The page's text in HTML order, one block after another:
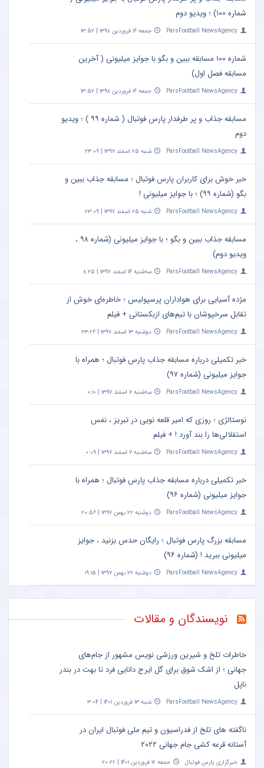
شماره ۱۰۰) ؛ ویدیو دوم
ParsFootball NewsAgency جمعه ۱۶ فروردین ۱۳۹۸ | ۱۳:۵۲
شماره ۱۰۰ مسابقه ببین و بگو با جوایز میلیونی ( آخرین
مسابقه فصل اول)
ParsFootball NewsAgency جمعه ۱۶ فروردین ۱۳۹۸ | ۱۳:۵۲
مسابقه جذاب و پر طرفدار پارس فوتبال ( شماره ۹۹ ) ؛ ویدیو
دوم
ParsFootball NewsAgency شنبه ۲۵ اسفند ۱۳۹۷ | ۲۳:۰۹
خبر خوش برای کاربران پارس فوتبال ؛ مسابقه جذاب ببین و
بگو (شماره ۹۹) ؛ با جوایز میلیونی !
ParsFootball NewsAgency شنبه ۲۵ اسفند ۱۳۹۷ | ۲۳:۰۹
مسابقه جذاب ببین و بگو ؛ با جوایز میلیونی (شماره ۹۸ ،
ویدیو دوم)
ParsFootball NewsAgency سه‌شنبه ۱۴ اسفند ۱۳۹۷ | ۸:۲۵
مژده آسیایی برای هواداران پرسپولیس ؛ خاطره‌ای خوش از
تقابل سرخپوشان با تیم‌های ازبکستانی + فیلم
ParsFootball NewsAgency دوشنبه ۱۳ اسفند ۱۳۹۷ | ۲۳:۲۶
خبر تکمیلی درباره مسابقه جذاب پارس فوتبال ؛ همراه با
جوایز میلیونی (شماره ۹۷)
ParsFootball NewsAgency سه‌شنبه ۷ اسفند ۱۳۹۷ | ۰:۱۰
نوستالژی ؛ روزی که امیر قلعه نویی در تبریز ، نفس
استقلالی‌ها را بند آورد ! + فیلم
ParsFootball NewsAgency سه‌شنبه ۷ اسفند ۱۳۹۷ | ۰:۰۹
خبر تکمیلی درباره مسابقه جذاب پارس فوتبال ؛ همراه با
جوایز میلیونی (شماره ۹۶)
ParsFootball NewsAgency دوشنبه ۲۲ بهمن ۱۳۹۷ | ۲۰:۵۶
مسابقه بزرگ پارس فوتبال ؛ رایگان حدس بزنید ، جوایز
میلیونی ببرید ! (شماره ۹۶)
ParsFootball NewsAgency دوشنبه ۲۲ بهمن ۱۳۹۷ | ۱۹:۱۵
نویسندگان و مقالات
خاطرات تلخ و شیرین ورزشی نویس مشهور از جام‌های
جهانی ؛ از اشک شوق برای گل ایرج دانایی فرد تا بهت در بندر
ناپل
ParsFootball NewsAgency شنبه ۱۳ فروردین ۱۴۰۱ | ۳:۰۴
ناگفته های تلخ از فدراسیون و تیم ملی فوتبال ایران در
آستانه قرعه کشی جام جهانی ۲۰۲۲
خبرگزاری پارس فوتبال جمعه ۱۲ فروردین ۱۴۰۱ | ۲۰:۲۲